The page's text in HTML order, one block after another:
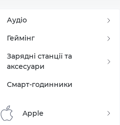
Аудіо
Геймінг
Зарядні станції та
аксесуари
Смарт-годинники
Apple